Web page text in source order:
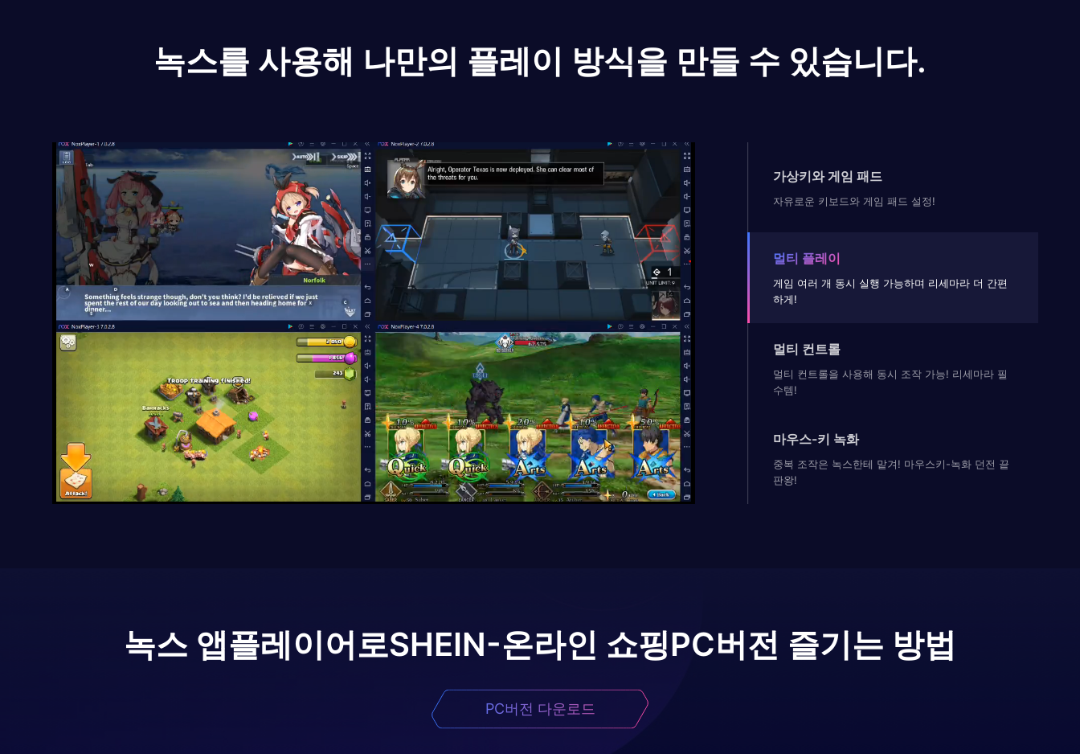
녹스를 사용해 나만의 플레이 방식을 만들 수 있습니다.
가상키와 게임 패드
자유로운 키보드와 게임 패드 설정!
멀티 플레이
게임 여러 개 동시 실행 가능하며 리세마라 더 간편
하게!
멀티 컨트롤
멀티 컨트롤을 사용해 동시 조작 가능! 리세마라 필
수템!
마우스-키 녹화
중복 조작은 녹스한테 맡겨! 마우스키-녹화 던전 끝
판왕!
녹스 앱플레이어로SHEIN-온라인 쇼핑PC버전 즐기는 방법
PC버전 다운로드